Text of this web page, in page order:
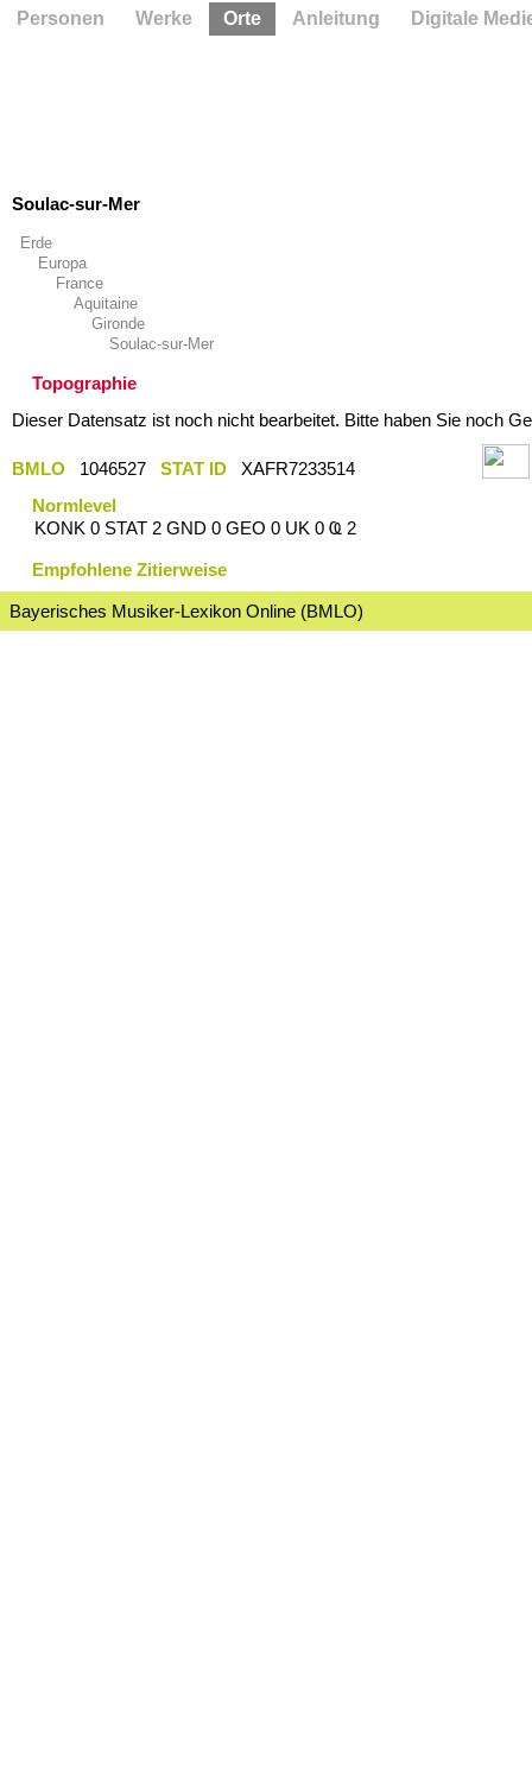
Soulac-sur-Mer
Erde
Europa
France
Aquitaine
Gironde
Soulac-sur-Mer
Topographie
Dieser Datensatz ist noch nicht bearbeitet. Bitte haben Sie noch
BMLO 1046527 STAT ID
XAFR7233514
Normlevel
KONK 0 STAT 2 GND 0 GEO 0 UK 0 Ҩ 2
Empfohlene Zitierweise
Bayerisches Musiker-Lexikon Online (BMLO)
Personen Werke Orte Anleitung Digitale